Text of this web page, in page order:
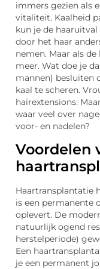
immers gezien als
vitaliteit. Kaalheid
kun je de
door het haar
nemen. Maar als
meer. Wat doe je
mannen) besluiten
kaal te scheren.
hairextensions.
waar veel over
voor- en nadelen?
Voordelen
Haartransplantatie
is een permanente
oplevert. De
natuurlijk ogend
herstelperiode)
Een
je een permanent